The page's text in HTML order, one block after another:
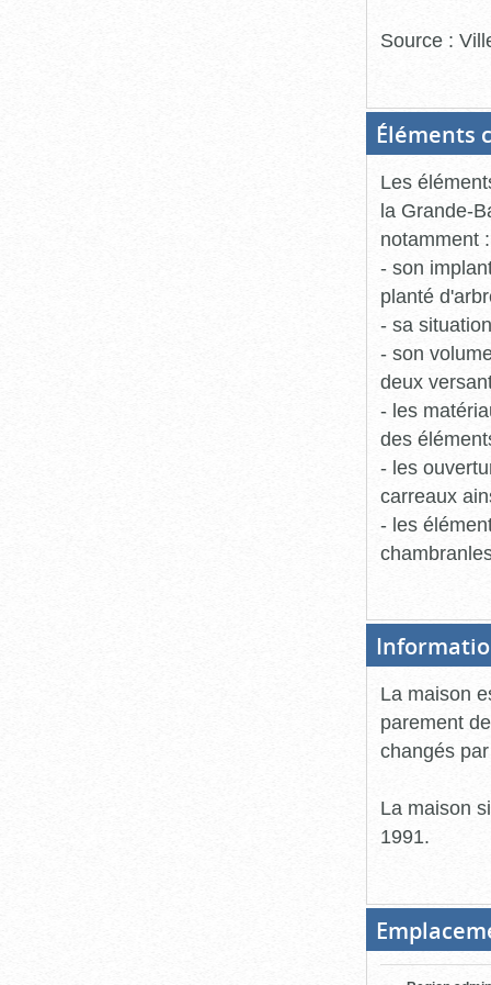
Source :
Éléments
Les
la Grande-
notamment :
- son
planté
- sa
- son
deux
- les
des
- les
carreaux
- les
La maison
parement
changés
La maison
1991.